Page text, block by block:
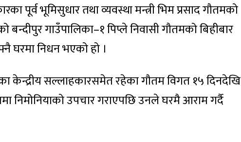
पूर्व भूमिसुधार तथा व्यवस्था मन्त्री भिम प्रसाद गौतमको
गाउँपालिका–१ पिप्ले निवासी गौतमको बिहीबार
घरमा निधन भएको हो ।
केन्द्रीय सल्लाहकारसमेत रहेका गौतम विगत १५ दिनदेखि
निमोनियाको उपचार गराएपछि उनले घरमै आराम गर्दै